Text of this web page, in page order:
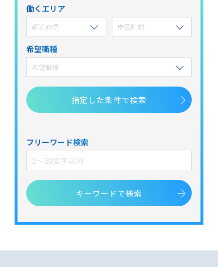
働くエリア
都道府県 市区町村
希望職種
希望職種
指定した条件で検索
フリーワード検索
キーワードで検索